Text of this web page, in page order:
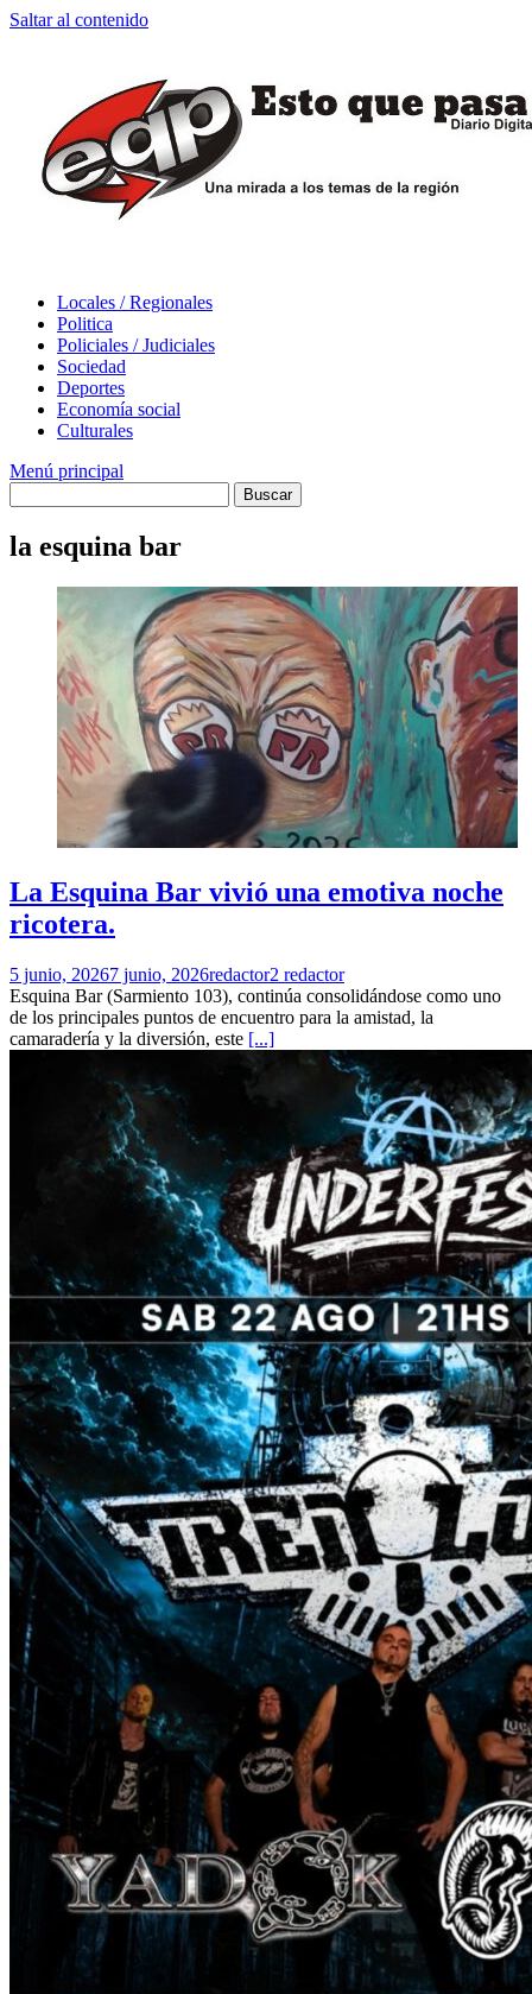
Saltar al contenido
Locales / Regionales
Politica
Policiales / Judiciales
Sociedad
Deportes
Economía social
Culturales
Menú principal
la esquina bar
La Esquina Bar vivió una emotiva noche
ricotera.
5 junio, 20267 junio, 2026redactor2 redactor
Esquina Bar (Sarmiento 103), continúa consolidándose como uno
de los principales puntos de encuentro para la amistad, la
camaradería y la diversión, este [...]